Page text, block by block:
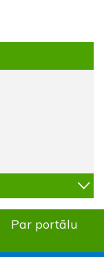
Par portālu